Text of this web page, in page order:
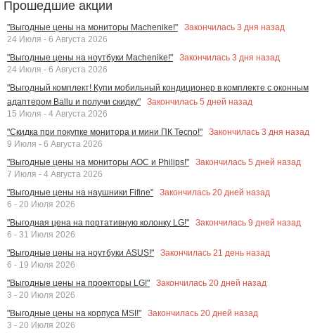
Прошедшие акции
"Выгодные цены на мониторы Machenike!" Закончилась 3 дня назад
24 Июля - 6 Августа 2026
"Выгодные цены на ноутбуки Machenike!"
Закончилась 3 дня назад
24 Июля - 6 Августа 2026
"Выгодный комплект! Купи мобильный кондиционер в комплекте с оконным
адаптером Ballu и получи скидку"
Закончилась 5 дней назад
15 Июля - 4 Августа 2026
"Скидка при покупке монитора и мини ПК Tecno!"
Закончилась 3 дня назад
9 Июля - 6 Августа 2026
"Выгодные цены на мониторы AOC и Philips!"
Закончилась 5 дней назад
7 Июля - 4 Августа 2026
"Выгодные цены на наушники Fifine"
Закончилась 20 дней назад
6 - 20 Июля 2026
"Выгодная цена на портативную колонку LG!"
Закончилась 9 дней назад
6 - 31 Июля 2026
"Выгодные цены на ноутбуки ASUS!"
Закончилась 21 день назад
6 - 19 Июля 2026
"Выгодные цены на проекторы LG!"
Закончилась 20 дней назад
3 - 20 Июля 2026
"Выгодные цены на корпуса MSI!"
Закончилась 20 дней назад
3 - 20 Июля 2026